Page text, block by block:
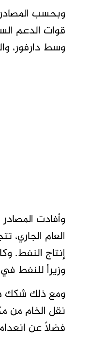
وبحسب
قوات الدعم
وسط دارفور،
وأفادت
العام
إنتاج النفط.
وزيراً للنفط
ومع ذلك شكك
نقل الخام من
فضلاً عن